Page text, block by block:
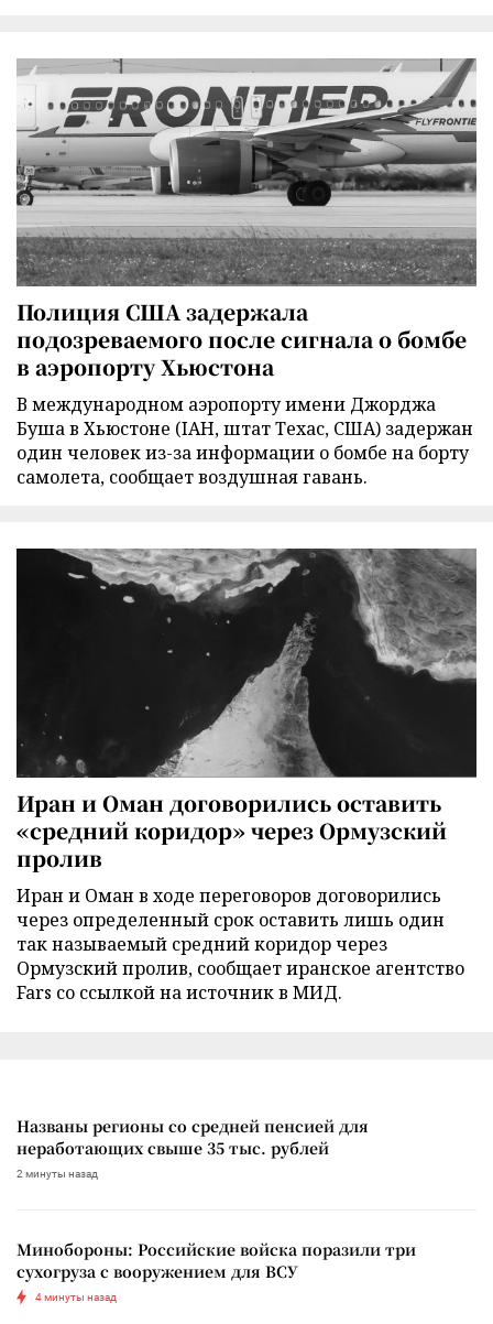
Полиция США задержала
подозреваемого после сигнала о бомбе
в аэропорту Хьюстона
В международном аэропорту имени Джорджа
Буша в Хьюстоне (IAH, штат Техас, США) задержан
один человек из-за информации о бомбе на борту
самолета, сообщает воздушная гавань.
Иран и Оман договорились оставить
«средний коридор» через Ормузский
пролив
Иран и Оман в ходе переговоров договорились
через определенный срок оставить лишь один
так называемый средний коридор через
Ормузский пролив, сообщает иранское агентство
Fars со ссылкой на источник в МИД.
Названы регионы со средней пенсией для
неработающих свыше 35 тыс. рублей
2 минуты назад
Минобороны: Российские войска поразили три
сухогруза с вооружением для ВСУ
4 минуты назад